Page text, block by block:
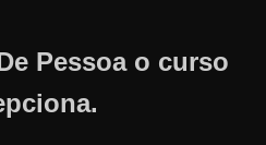
Pessoa o curso